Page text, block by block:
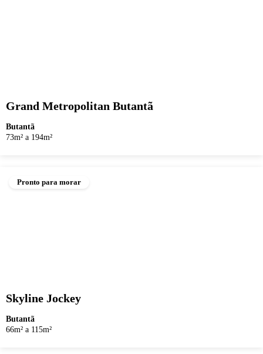
Grand Metropolitan Butantã
Butantã
73m² a 194m²
Pronto para morar
Skyline Jockey
Butantã
66m² a 115m²